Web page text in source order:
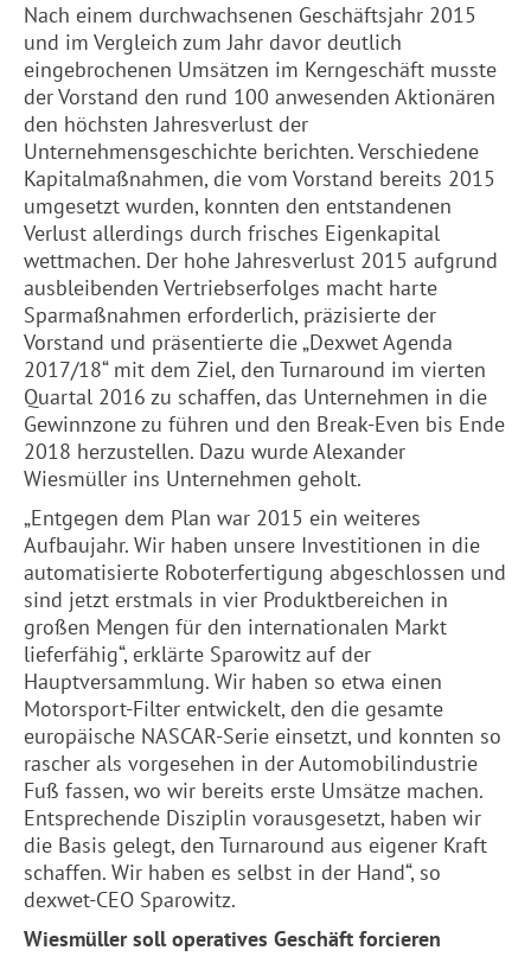
Nach einem durchwachsenen Geschäftsjahr 2015
und im Vergleich zum Jahr davor deutlich
eingebrochenen Umsätzen im Kerngeschäft musste
der Vorstand den rund 100 anwesenden Aktionären
den höchsten Jahresverlust der
Unternehmensgeschichte berichten. Verschiedene
Kapitalmaßnahmen, die vom Vorstand bereits 2015
umgesetzt wurden, konnten den entstandenen
Verlust allerdings durch frisches Eigenkapital
wettmachen. Der hohe Jahresverlust 2015 aufgrund
ausbleibenden Vertriebserfolges macht harte
Sparmaßnahmen erforderlich, präzisierte der
Vorstand und präsentierte die „Dexwet Agenda
2017/18“ mit dem Ziel, den Turnaround im vierten
Quartal 2016 zu schaffen, das Unternehmen in die
Gewinnzone zu führen und den Break-Even bis Ende
2018 herzustellen. Dazu wurde Alexander
Wiesmüller ins Unternehmen geholt.
„Entgegen dem Plan war 2015 ein weiteres
Aufbaujahr. Wir haben unsere Investitionen in die
automatisierte Roboterfertigung abgeschlossen und
sind jetzt erstmals in vier Produktbereichen in
großen Mengen für den internationalen Markt
lieferfähig“, erklärte Sparowitz auf der
Hauptversammlung. Wir haben so etwa einen
Motorsport-Filter entwickelt, den die gesamte
europäische NASCAR-Serie einsetzt, und konnten so
rascher als vorgesehen in der Automobilindustrie
Fuß fassen, wo wir bereits erste Umsätze machen.
Entsprechende Disziplin vorausgesetzt, haben wir
die Basis gelegt, den Turnaround aus eigener Kraft
schaffen. Wir haben es selbst in der Hand“, so
dexwet-CEO Sparowitz.
Wiesmüller soll operatives Geschäft forcieren